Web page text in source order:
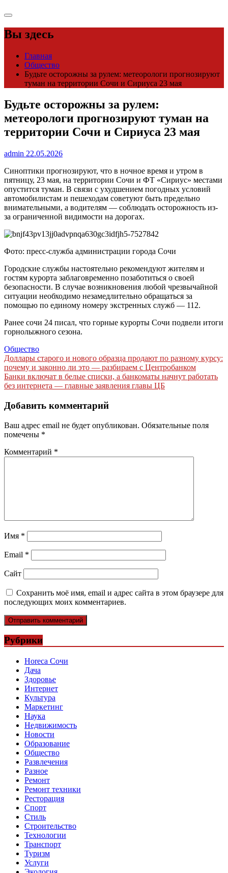
Вы здесь
Главная
Общество
Будьте осторожны за рулем: метеорологи прогнозируют
туман на территории Сочи и Сириуса 23 мая
Будьте осторожны за рулем:
метеорологи прогнозируют туман на
территории Сочи и Сириуса 23 мая
admin 22.05.2026
Синоптики прогнозируют, что в ночное время и утром в
пятницу, 23 мая, на территории Сочи и ФТ «Сириус» местами
опустится туман. В связи с ухудшением погодных условий
автомобилистам и пешеходам советуют быть предельно
внимательными, а водителям — соблюдать осторожность из-
за ограниченной видимости на дорогах.
Фото: пресс-служба администрации города Сочи
Городские службы настоятельно рекомендуют жителям и
гостям курорта заблаговременно позаботиться о своей
безопасности. В случае возникновения любой чрезвычайной
ситуации необходимо незамедлительно обращаться за
помощью по единому номеру экстренных служб — 112.
Ранее сочи 24 писал, что горные курорты Сочи подвели итоги
горнолыжного сезона.
Общество
Навигация
по
записям
Доллары старого и нового образца продают по разному курсу:
почему и законно ли это — разбираем с Центробанком
Банки включат в белые списки, а банкоматы начнут работать
без интернета — главные заявления главы ЦБ
Добавить комментарий
Ваш адрес email не будет опубликован. Обязательные поля
помечены *
Комментарий *
Имя *
Email *
Сайт
Сохранить моё имя, email и адрес сайта в этом браузере для
последующих моих комментариев.
Рубрики
Horeca Сочи
Дача
Здоровье
Интернет
Культура
Маркетинг
Наука
Недвижимость
Новости
Образование
Общество
Развлечения
Разное
Ремонт
Ремонт техники
Ресторация
Спорт
Стиль
Строительство
Технологии
Транспорт
Туризм
Услуги